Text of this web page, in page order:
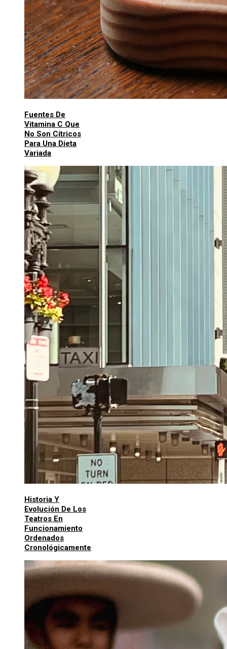
Fuentes De
Vitamina C Que
No Son Cítricos
Para Una Dieta
Variada
Historia Y
Evolución De Los
Teatros En
Funcionamiento
Ordenados
Cronológicamente